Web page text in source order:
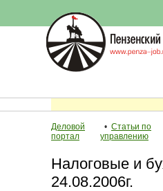
Деловой
портал
• Статьи по
управлению
Налоговые и
24.08.2006г.